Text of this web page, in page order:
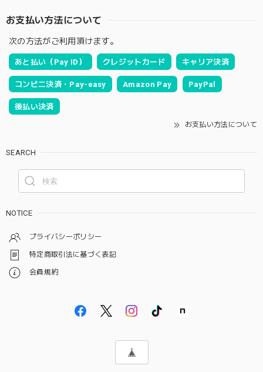
お支払い方法について
次の方法がご利用頂けます。
あと払い（Pay ID） クレジットカード キャリア決済
コンビニ決済・Pay-easy Amazon Pay PayPal
後払い決済
お支払い方法について
SEARCH
NOTICE
プライバシーポリシー
特定商取引法に基づく表記
会員規約